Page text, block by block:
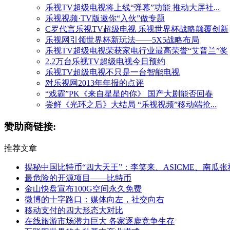
乐视TV超级电视将上线“弹幕”功能 推动大屏社...
乐视视频·TV版邀你“入伙”做专题
C罗代言乐视TV超级电视 乐视世界杯战略颠覆创新
乐视网引领世界杯新玩法——5X5战略布局
乐视TV超级电视荣获家电行业最高荣誉“艾普兰”奖
2.2万台乐视TV超级电视今日预约
乐视TV超级电视不只是一台智能电视
对乐视网2013年年报的点评
“戏霸”PK《来自星星的你》 国产大剧能否回春
尝鲜《光环之后》大结局 “乐视视频”移动端抢...
赞助商链接:
推荐文章
揭秘中国比特币“四大天王”：李笑来、ASICME、南瓜张
最危险的开源项目——比特币
金山快盘宣布100G空间永久免费
微博的十字路口：媒体向左，社交向右
移动支付的四大形态大对比
在线旅游市场潜力巨大 各家逐鹿竞争生存